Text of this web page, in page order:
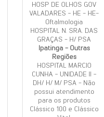
HOSP DE OLHOS GOV
VALADARES - HE - HE-
Oftalmologia
HOSPITAL N. SRA. DAS
GRAÇAS - H/ PSA
Ipatinga - Outras
Regiões
HOSPITAL MARCIO
CUNHA - UNIDADE II -
DH/ H/ M/ PSA - Não
possui atendimento
para os produtos
Clássico 100 e Clássico